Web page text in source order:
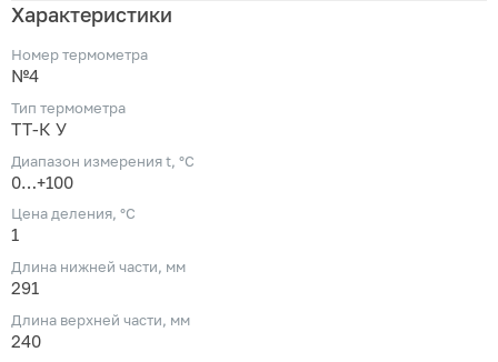
Характеристики
Номер термометра
№4
Тип термометра
ТТ-К У
Диапазон измерения t, °С
0…+100
Цена деления, °С
1
Длина нижней части, мм
291
Длина верхней части, мм
240